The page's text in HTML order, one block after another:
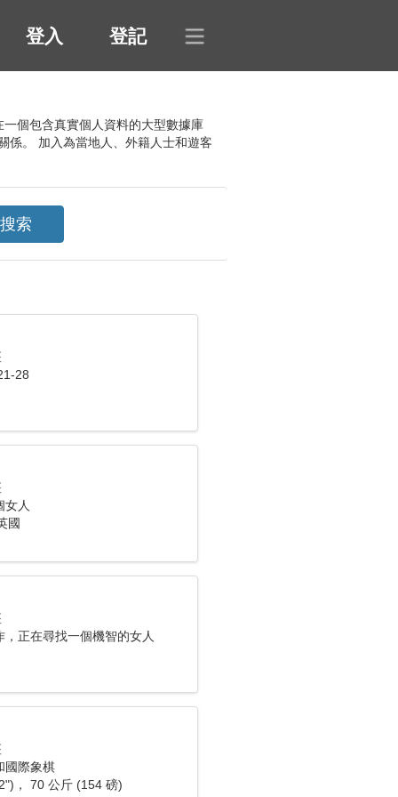
登入 登記
個包含真實個人資料的大型數據庫
係。 加入為當地人、外籍人士和遊客
28
女人
國
，正在尋找一個機智的女人
國際象棋
， 70 公斤 (154 磅)